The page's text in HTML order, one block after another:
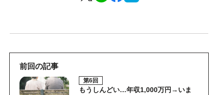
前回の記事
第6回
もうしんどい…年収1,000万円→いま